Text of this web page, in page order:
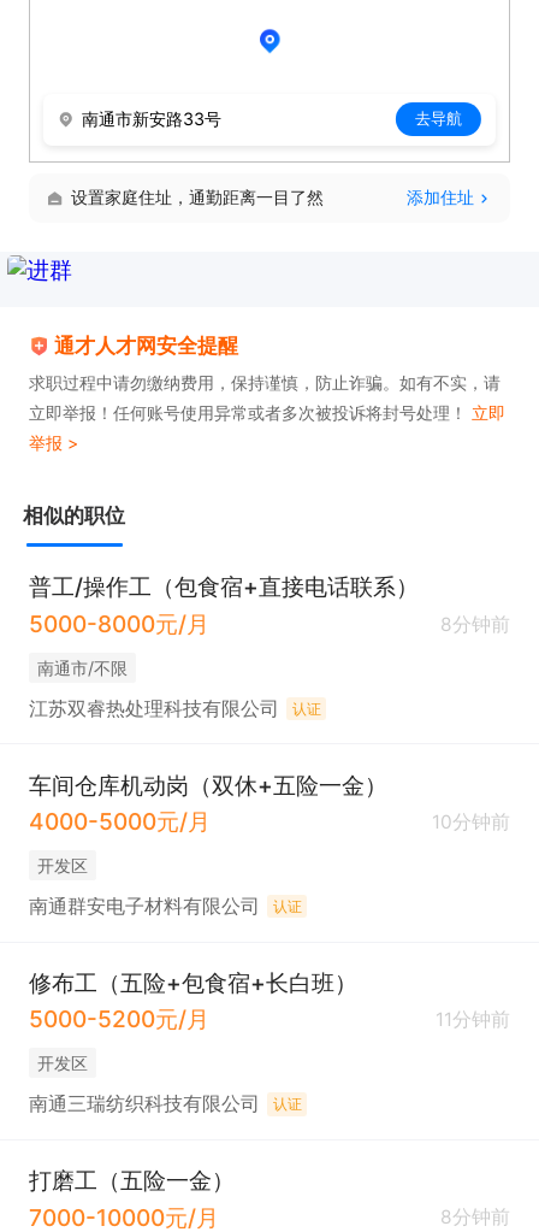
南通市新安路33号 去导航
设置家庭住址，通勤距离一目了然 添加住址
通才人才网安全提醒
求职过程中请勿缴纳费用，保持谨慎，防止诈骗。如有不实，请
立即举报！任何账号使用异常或者多次被投诉将封号处理！ 立即
举报 >
相似的职位
普工/操作工（包食宿+直接电话联系）
5000-8000元/月
8分钟前
南通市/不限
江苏双睿热处理科技有限公司 认证
车间仓库机动岗（双休+五险一金）
4000-5000元/月
10分钟前
开发区
南通群安电子材料有限公司 认证
修布工（五险+包食宿+长白班）
5000-5200元/月
11分钟前
开发区
南通三瑞纺织科技有限公司 认证
打磨工（五险一金）
7000-10000元/月
8分钟前